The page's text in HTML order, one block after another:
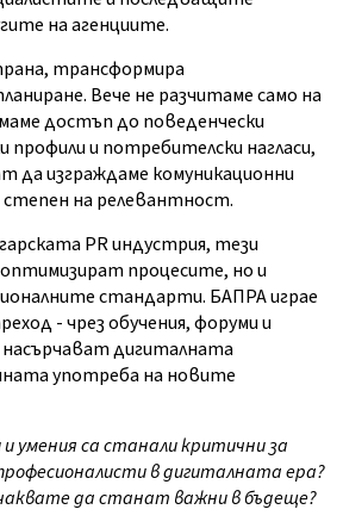
на агенциите.
трансформира
Вече не разчитаме само на
достъп до поведенчески
профили и потребителски нагласи,
да изграждаме комуникационни
на релевантност.
PR индустрия, тези
процесите, но и
стандарти. БАПРА играе
- чрез обучения, форуми и
дигиталната
употреба на новите
умения са станали критични за
в дигиталната ера?
да станат важни в бъдеще?